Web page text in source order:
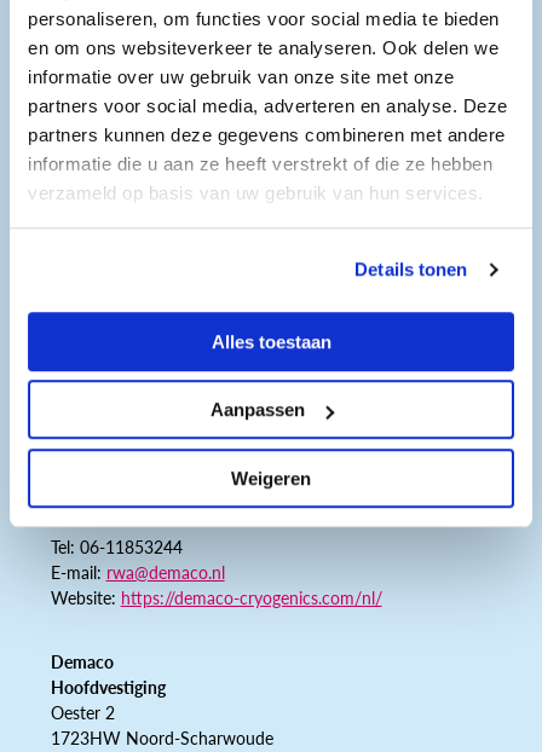
personaliseren, om functies voor social media te bieden
en om ons websiteverkeer te analyseren. Ook delen we
informatie over uw gebruik van onze site met onze
partners voor social media, adverteren en analyse. Deze
partners kunnen deze gegevens combineren met andere
informatie die u aan ze heeft verstrekt of die ze hebben
verzameld op basis van uw gebruik van hun services.
Details tonen
Alles toestaan
Aanpassen
Weigeren
ervaring!
En een vacuümproefjewaarbij je kunt zien wat vacuüm
eigenlijk is.
Openingstijden
Hoofdvestiging
Dinsdag 17 maart 2026
Donderdag 19 maart 2026
Gegevens
Tel: 06-11853244
E-mail: rwa@demaco.nl
Website: https://demaco-cryogenics.com/nl/
Demaco
Hoofdvestiging
Oester 2
1723HW Noord-Scharwoude